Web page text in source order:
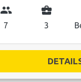
group
7
business_center
3